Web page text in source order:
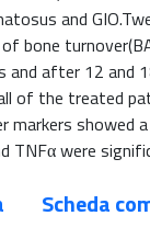
and
bone
and after 12
of the treated
markers
TNFα were
Scheda